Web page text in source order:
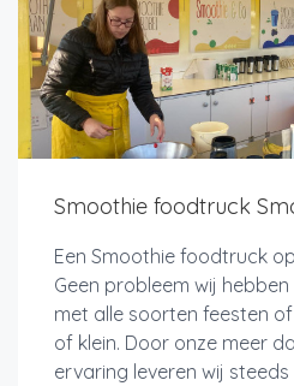
Smoothie foodtruck
Een Smoothie foodtruck
Geen probleem wij
met alle soorten feesten
of klein. Door onze meer
ervaring leveren wij